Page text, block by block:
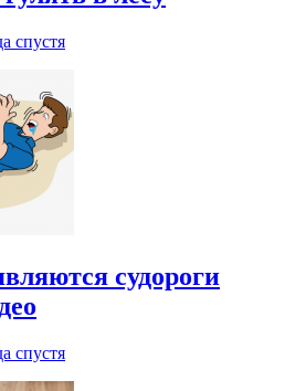
спустя
судороги
спустя